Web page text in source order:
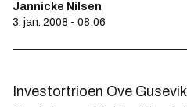
Jannicke Nilsen
3. jan. 2008 - 08:06
Investortrioen Ove